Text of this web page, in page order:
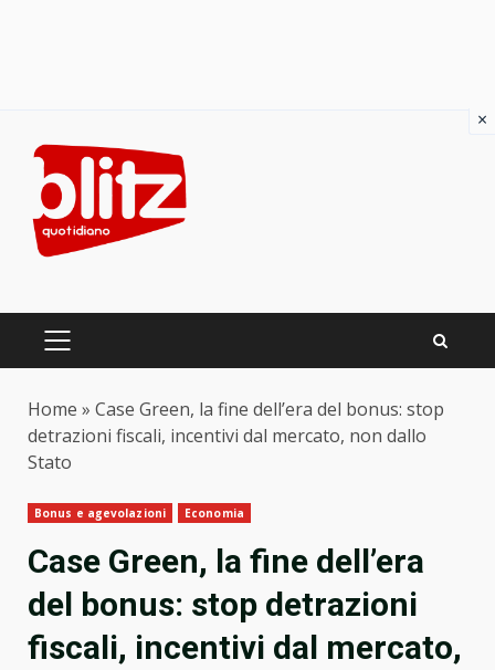
content
PRIMARY
Home » Case Green, la fine dell’era del bonus: stop
detrazioni fiscali, incentivi dal mercato, non dallo
Stato
Bonus e agevolazioni Economia
Case Green, la fine dell’era
del bonus: stop detrazioni
fiscali, incentivi dal mercato,
×